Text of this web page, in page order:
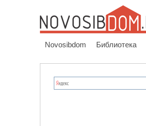
Novosibdom Библиотека